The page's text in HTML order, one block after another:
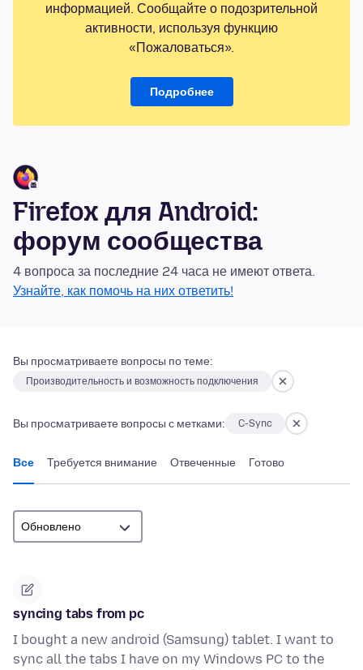
информацией. Сообщайте о подозрительной
активности, используя функцию
«Пожаловаться».
Подробнее
Firefox для Android:
форум сообщества
4 вопроса за последние 24 часа не имеют ответа.
Узнайте, как помочь на них ответить!
Вы просматриваете вопросы по теме:
Производительность и возможность подключения
Вы просматриваете вопросы с метками: C-Sync
Все Требуется внимание Отвеченные Готово
syncing tabs from pc
I bought a new android (Samsung) tablet. I want to
sync all the tabs I have on my Windows PC to the